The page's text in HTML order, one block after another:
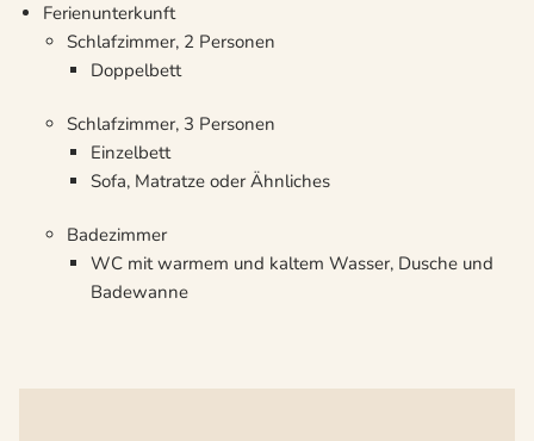
Ferienunterkunft
Schlafzimmer, 2 Personen
Doppelbett
Schlafzimmer, 3 Personen
Einzelbett
Sofa, Matratze oder Ähnliches
Badezimmer
WC mit warmem und kaltem Wasser, Dusche und
Badewanne